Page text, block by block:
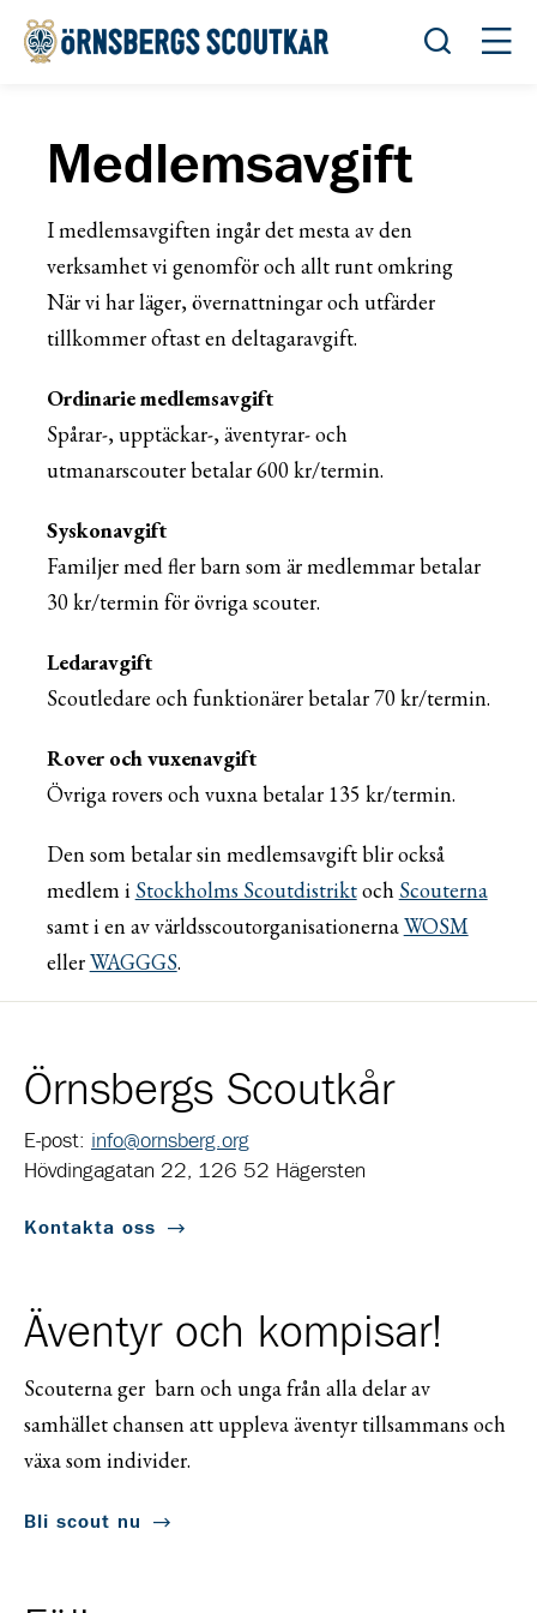
Öppna
Medlemsavgift
I medlemsavgiften ingår det mesta av den
verksamhet vi genomför och allt runt omkring
När vi har läger, övernattningar och utfärder
tillkommer oftast en deltagaravgift.
Ordinarie medlemsavgift
Spårar-, upptäckar-, äventyrar- och
utmanarscouter betalar 600 kr/termin.
Syskonavgift
Familjer med fler barn som är medlemmar betalar
30 kr/termin för övriga scouter.
Ledaravgift
Scoutledare och funktionärer betalar 70 kr/termin.
Rover och vuxenavgift
Övriga rovers och vuxna betalar 135 kr/termin.
Den som betalar sin medlemsavgift blir också
medlem i Stockholms Scoutdistriktoch Scouterna
samt i en av världsscoutorganisationernaWOSM
ellerWAGGGS.
Örnsbergs Scoutkår
E-post: info@ornsberg.org
Hövdingagatan 22, 126 52 Hägersten
Kontakta oss
Äventyr och kompisar!
Scouterna ger barn och unga från alla delar av
samhället chansen att uppleva äventyr tillsammans och
växa som individer.
Bli scout nu